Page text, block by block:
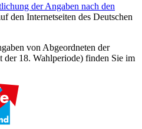
der Angaben nach den
den Internetseiten des Deutschen
von Abgeordneten der
der 18. Wahlperiode) finden Sie im